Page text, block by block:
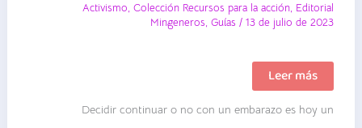
Activismo,Colección Recursos para la acción, Editorial
Mingeneros,Guías /13 de julio de 2023
Acceso
A
Interrupción
Leer más
Decidir continuar o no con un embarazo es hoy un